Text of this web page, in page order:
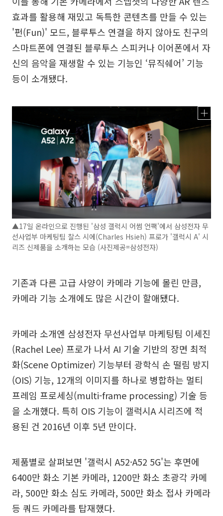
효과를 활용해 재밌고 독특한 콘텐츠를 만들 수 있는
'펀(Fun)' 모드, 블루투스 연결을 하지 않아도 친구의
스마트폰에 연결된 블루투스 스피커나 이어폰에서 자
신의 음악을 재생할 수 있는 기능인 ‘뮤직쉐어’ 기능
등이 소개됐다.
▲17일 온라인으로 진행된 '삼성 갤럭시 어썸 언팩'에서 삼성전자 무
선사업부 마케팅팀 찰스 시에(Charles Hsieh) 프로가 '갤럭시 A' 시
리즈 신제품을 소개하는 모습 (사진제공=삼성전자)
기존과 다른 고급 사양이 카메라 기능에 몰린 만큼,
카메라 기능 소개에도 많은 시간이 할애됐다.
카메라 소개엔 삼성전자 무선사업부 마케팅팀 이세진
(Rachel Lee) 프로가 나서 AI 기술 기반의 장면 최적
화(Scene Optimizer) 기능부터 광학식 손 떨림 방지
(OIS) 기능, 12개의 이미지를 하나로 병합하는 멀티
프레임 프로세싱(multi-frame processing) 기술 등
을 소개했다. 특히 OIS 기능이 갤럭시A 시리즈에 적
용된 건 2016년 이후 5년 만이다.
제품별로 살펴보면 '갤럭시 A52·A52 5G'는 후면에
6400만 화소 기본 카메라, 1200만 화소 초광각 카메
라, 500만 화소 심도 카메라, 500만 화소 접사 카메라
등 쿼드 카메라를 탑재했다.